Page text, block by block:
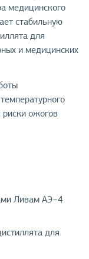
медицинского
стабильную
для
и медицинских
ожогов
Ливам АЭ−4
для